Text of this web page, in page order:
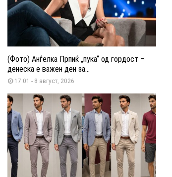
(Фото) Анѓелка Прпиќ „пука“ од гордост –
денеска е важен ден за...
17:01 - 8 август, 2026